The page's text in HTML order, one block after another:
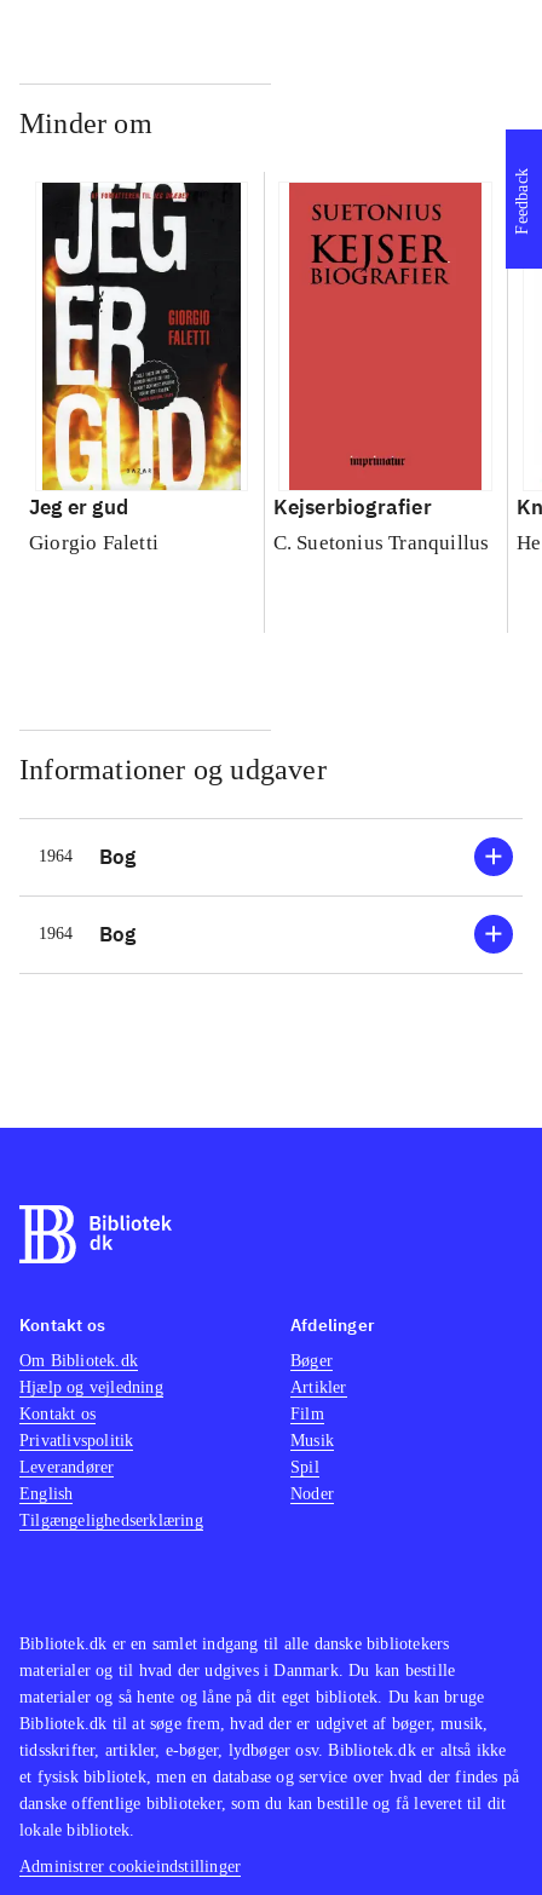
Minder om
Jeg er gud
Giorgio Faletti
Kejserbiografier
C. Suetonius Tranquillus
Informationer og udgaver
1964 Bog
1964 Bog
Feedback
Bibliotek.dk er en samlet indgang til alle danske bibliotekers
materialer og til hvad der udgives i Danmark. Du kan bestille
materialer og så hente og låne på dit eget bibliotek. Du kan bruge
Bibliotek.dk til at søge frem, hvad der er udgivet af bøger, musik,
tidsskrifter, artikler, e-bøger, lydbøger osv. Bibliotek.dk er altså ikke
et fysisk bibliotek, men en database og service over hvad der findes på
danske offentlige biblioteker, som du kan bestille og få leveret til dit
lokale bibliotek.
Administrer cookieindstillinger
Kontakt os
Om Bibliotek.dk
Hjælp og vejledning
Kontakt os
Privatlivspolitik
Leverandører
English
Tilgængelighedserklæring
Afdelinger
Bøger
Artikler
Film
Musik
Spil
Noder